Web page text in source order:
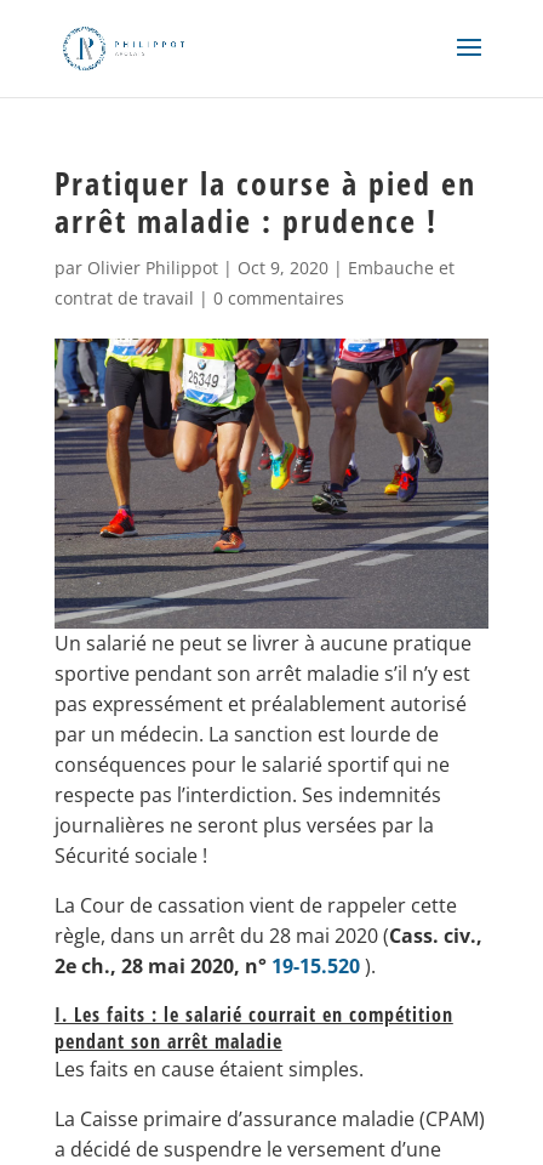
Pratiquer la course à pied en
arrêt maladie : prudence !
par Olivier Philippot| Oct 9, 2020| Embauche et
contrat de travail | 0 commentaires
Un salarié ne peut se livrer à aucune pratique
sportive pendant son arrêt maladie s’il n’y est
pas expressément et préalablement autorisé
par un médecin. La sanction est lourde de
conséquences pour le salarié sportif qui ne
respecte pas l’interdiction. Ses indemnités
journalières ne seront plus versées par la
Sécurité sociale !
La Cour de cassation vient de rappeler cette
règle, dans un arrêt du 28 mai 2020 (Cass. civ.,
2e ch., 28 mai 2020, n° 19-15.520).
I. Les faits : le salarié courrait en compétition
pendant son arrêt maladie
Les faits en cause étaient simples.
La Caisse primaire d’assurance maladie (CPAM)
a décidé de suspendre le versement d’une